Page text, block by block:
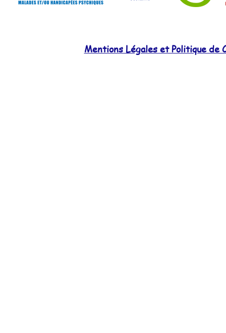
Mentions Légales et Politique de